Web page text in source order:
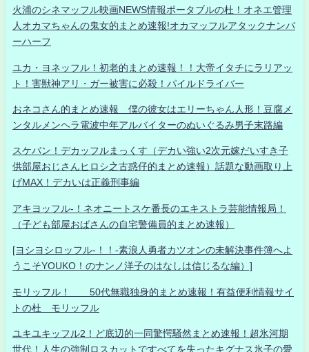
火浦のシネマッフル映画NEWS情報ポータブルの杜！オネエ管理
人オカマちゃんの鬼女的まとめ速報!オカマッフルアタックナンバ
ーハーフ
ユカ・ヨネッフル！初老的まとめ速報！！大帝イタチにラリアッ
ト！害獣神アリ・ガー被害に必殺！パイルドライバー
おネコさん的まとめ速報 僕の彼女はエリーちゃん人形！豆腐メ
ンタルメンヘラ電波中年アルバイターのぬいぐるみ男子末路編
スケバン！デカッフルまっくす（デカい強い2次元嫁だいすき子
供部屋おじさんヒロシ之古惑仔的まとめ速報）話題な動画取り上
げMAX！デカいは正義刑事編
アキヨッフル-！ネオニートスケ番長のエキストラ芸能情報局！
（子ども部屋おばさんの自宅警備員的まとめ速報）
[ヨシヨシロッフル-！！-素浪人勇者カツオンの未解決事件簿へよ
うこそYOUKO！のナンノ洋子のはなしは信じるな編）]
モリッフル！ 50代無職独身的まとめ速報！有益便利情報サイ
トの杜 モリッフル
ユキユキッフル2！ど底辺的一同驚愕騒然まとめ速報！超氷河期
世代！人生の強制ロスカットですべてを失ったキグナス氷子の愛